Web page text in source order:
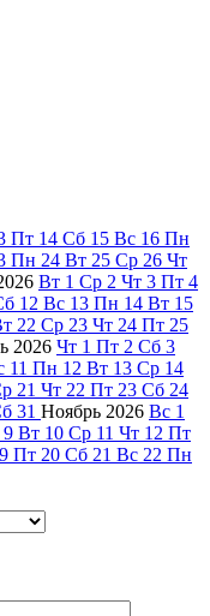
Пт 14 Сб 15 Вс 16 Пн
Пн 24 Вт 25 Ср 26 Чт
Вт 1 Ср 2 Чт 3 Пт 4
12 Вс 13 Пн 14 Вт 15
22 Ср 23 Чт 24 Пт 25
2026 Чт 1 Пт 2 Сб 3
11 Пн 12 Вт 13 Ср 14
21 Чт 22 Пт 23 Сб 24
31 Ноябрь 2026 Вс 1
9 Вт 10 Ср 11 Чт 12 Пт
Пт 20 Сб 21 Вс 22 Пн